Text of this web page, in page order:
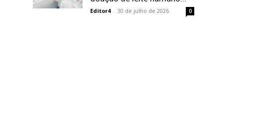
Editor4 - 30 de julho de 2026 0